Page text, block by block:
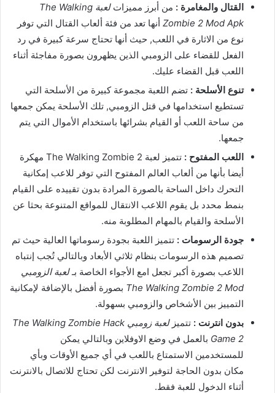
القتال والمغامرة : من أبرز مميزات
لعبة The Walking
Zombie 2 Mod Apk أنها تعد من فئة ألعاب القتال التي توفر
نوع من الاثارة في اللعب, حيث أنها تحتاج سرعة كبيرة في رد
الفعل للقضاء على الزومبي الذين يظهرون بصورة مفاجئة أثناء
اللعب قبل القضاء عليك.
تنوع الأسلحة : تضم اللعبة مجموعة كبيرة من الأسلحة التي
تستطيع استخدامها في قتل الزومبي, تلك الأسلحة يمكن جمعها
من ساحة اللعب أو القيام بشرائها باستخدام الأموال التي يتم
جمعها.
اللعب المفتوح :
تتميز لعبة The Walking Zombie 2 مهكرة
أيضا بأنها من ألعاب العالم المفتوح التي توفر للاعب إمكانية
التحرك داخل الساحة بالصورة المرادة بدون تقييده على القيام
بنمط محدد بل يقوم اللاعب الانتقال للمواقع المتنوعة بحثا عن
الأسلحة والقيام بالمهام المطلوبة منه.
جودة الرسومات : تتميز اللعبة بجودة رسوماتها العالية حيث تم
تصميم هذه الرسومات بنظام ثلاثي الأبعاد وبالتالي تُجب إنتباه
اللاعب بصورة أكبر تجعل امع الأجواء الخاصة بـلعبة الزومبي
The Walking Zombie 2 Mod بصورة أفضل بالإضافة لإمكانية
التمييز بين الأشخاص والزومبي بسهولة.
بدون انترنت : تتميز
لعبة زومبي The Walking Zombie Hack
Game 2 بالعمل في وضع الاوفلاين وبالتالي يمكن
للمستخدمين الاستمتاع باللعب في أي جميع الأوقات وبأي
مكان بدون الحاجة لتوفير الانترنت لكن تحتاج للاتصال بالانترنت
أثناء الدخول للعبة فقط.